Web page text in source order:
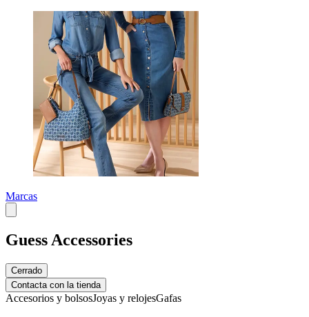
Marcas
Guess Accessories
Cerrado
Contacta con la tienda
Accesorios y bolsosJoyas y relojesGafas